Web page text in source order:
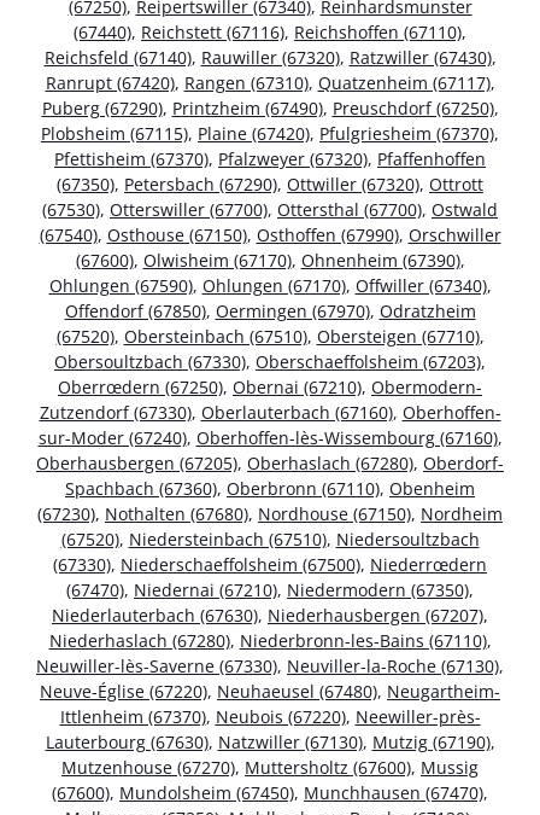
(67250), Reipertswiller (67340), Reinhardsmunster
(67440), Reichstett (67116), Reichshoffen (67110),
Reichsfeld (67140), Rauwiller (67320), Ratzwiller (67430),
Ranrupt (67420), Rangen (67310), Quatzenheim (67117),
Puberg (67290), Printzheim (67490), Preuschdorf (67250),
Plobsheim (67115), Plaine (67420), Pfulgriesheim (67370),
Pfettisheim (67370), Pfalzweyer (67320), Pfaffenhoffen
(67350), Petersbach (67290), Ottwiller (67320), Ottrott
(67530), Otterswiller (67700), Ottersthal (67700), Ostwald
(67540), Osthouse (67150), Osthoffen (67990), Orschwiller
(67600), Olwisheim (67170), Ohnenheim (67390),
Ohlungen (67590), Ohlungen (67170), Offwiller (67340),
Offendorf (67850), Oermingen (67970), Odratzheim
(67520), Obersteinbach (67510), Obersteigen (67710),
Obersoultzbach (67330), Oberschaeffolsheim (67203),
Oberrœdern (67250), Obernai (67210), Obermodern-
Zutzendorf (67330), Oberlauterbach (67160), Oberhoffen-
sur-Moder (67240), Oberhoffen-lès-Wissembourg (67160),
Oberhausbergen (67205), Oberhaslach (67280), Oberdorf-
Spachbach (67360), Oberbronn (67110), Obenheim
(67230), Nothalten (67680), Nordhouse (67150), Nordheim
(67520), Niedersteinbach (67510), Niedersoultzbach
(67330), Niederschaeffolsheim (67500), Niederrœdern
(67470), Niedernai (67210), Niedermodern (67350),
Niederlauterbach (67630), Niederhausbergen (67207),
Niederhaslach (67280), Niederbronn-les-Bains (67110),
Neuwiller-lès-Saverne (67330), Neuviller-la-Roche (67130),
Neuve-Église (67220), Neuhaeusel (67480), Neugartheim-
Ittlenheim (67370), Neubois (67220), Neewiller-près-
Lauterbourg (67630), Natzwiller (67130), Mutzig (67190),
Mutzenhouse (67270), Muttersholtz (67600), Mussig
(67600), Mundolsheim (67450), Munchhausen (67470),